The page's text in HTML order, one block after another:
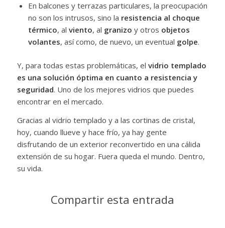
En balcones y terrazas particulares, la preocupación
no son los intrusos, sino la resistencia al choque
térmico, al viento, al granizo y otros objetos
volantes, así como, de nuevo, un eventual golpe.
Y, para todas estas problemáticas, el vidrio templado
es una solución óptima en cuanto a resistencia y
seguridad. Uno de los mejores vidrios que puedes
encontrar en el mercado.
Gracias al vidrio templado y a las cortinas de cristal,
hoy, cuando llueve y hace frío, ya hay gente
disfrutando de un exterior reconvertido en una cálida
extensión de su hogar. Fuera queda el mundo. Dentro,
su vida.
Compartir esta entrada